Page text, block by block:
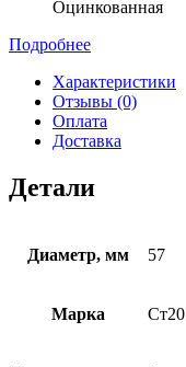
Оцинкованная
Подробнее
Характеристики
Отзывы (0)
Оплата
Доставка
Детали
Диаметр, мм 57
Марка Ст20